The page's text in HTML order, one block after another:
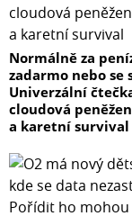
Normálně za
zadarmo nebo se
Univerzální
cloudová
a karetní survival